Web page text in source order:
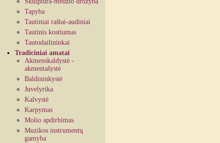
Tapyba
Tautiniai raštai-audiniai
Tautinis kostiumas
Tautodailininkai
Tradiciniai amatai
Akmenskaldystė -
akmentašystė
Baldininkystė
Juvelyrika
Kalvystė
Karpymas
Molio apdirbimas
Muzikos instrumentų
gamyba